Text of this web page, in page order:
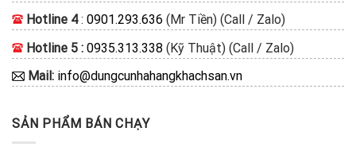
Hotline 4: 0901.293.636 (Mr Tiền) (Call / Zalo)
Hotline 5 : 0935.313.338 (Kỹ Thuật) (Call / Zalo)
Mail: info@dungcunhahangkhachsan.vn
SẢN PHẨM BÁN CHẠY